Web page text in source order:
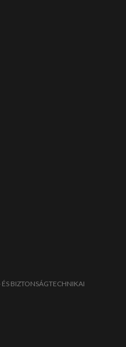
BIZTONSÁGTECHNIKAI